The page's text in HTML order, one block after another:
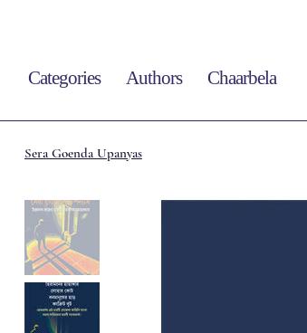
Categories Authors Chaarbela
Sera Goenda Upanyas